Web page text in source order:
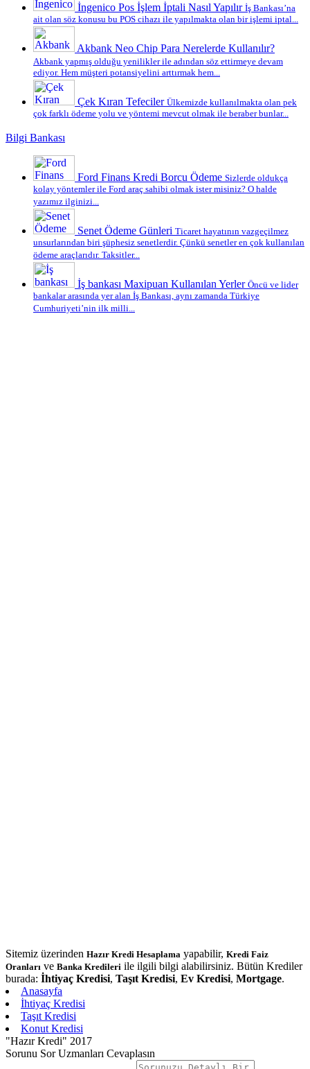
İngenico Pos İşlem İptali Nasıl Yapılır İş Bankası’na
ait olan söz konusu bu POS cihazı ile yapılmakta olan bir işlemi iptal...
Akbank Neo Chip Para Nerelerde Kullanılır?
Akbank yapmış olduğu yenilikler ile adından söz ettirmeye devam
ediyor. Hem müşteri potansiyelini arttırmak hem...
Çek Kıran Tefeciler Ülkemizde kullanılmakta olan pek
çok farklı ödeme yolu ve yöntemi mevcut olmak ile beraber bunlar...
Bilgi Bankası
Ford Finans Kredi Borcu Ödeme Sizlerde oldukça
kolay yöntemler ile Ford araç sahibi olmak ister misiniz? O halde
yazımız ilginizi...
Senet Ödeme Günleri Ticaret hayatının vazgeçilmez
unsurlarından biri şüphesiz senetlerdir. Çünkü senetler en çok kullanılan
ödeme araçlarıdır. Taksitler...
İş bankası Maxipuan Kullanılan Yerler Öncü ve lider
bankalar arasında yer alan İş Bankası, aynı zamanda Türkiye
Cumhuriyeti’nin ilk milli...
Sitemiz üzerinden Hazır Kredi Hesaplama yapabilir, Kredi Faiz
Oranları ve Banka Kredileri ile ilgili bilgi alabilirsiniz. Bütün Krediler
burada: İhtiyaç Kredisi, Taşıt Kredisi, Ev Kredisi, Mortgage.
Anasayfa
İhtiyaç Kredisi
Taşıt Kredisi
Konut Kredisi
"Hazır Kredi" 2017
Sorunu Sor Uzmanları Cevaplasın